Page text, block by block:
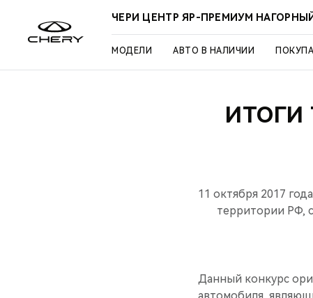
ЧЕРИ ЦЕНТР ЯР-ПРЕМИУМ
МОДЕЛИ АВТО В НАЛИЧИИ
ИТОГИ
11 октября 2017
территории РФ,
Данный конкурс